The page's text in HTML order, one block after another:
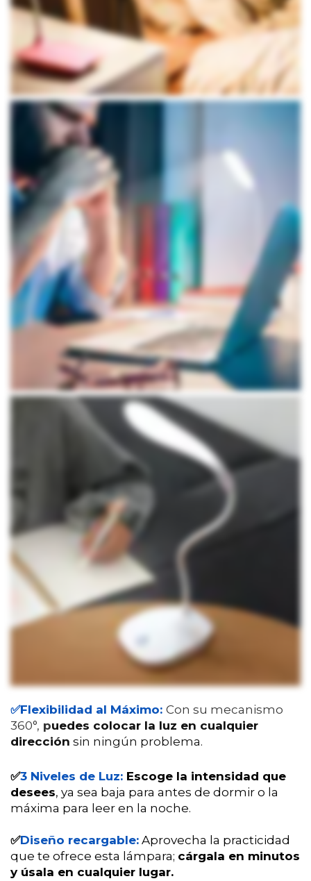
✅Flexibilidad al Máximo: Con su mecanismo
360°, puedes colocar la luz en cualquier
dirección sin ningún problema.
✅3 Niveles de Luz: Escoge la intensidad que
desees, ya sea baja para antes de dormir o la
máxima para leer en la noche.
✅Diseño recargable: Aprovecha la practicidad
que te ofrece esta lámpara; cárgala en minutos
y úsala en cualquier lugar.